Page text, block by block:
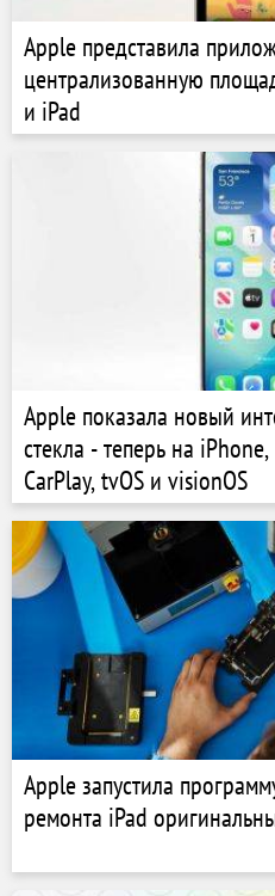
Apple представила
централизованную
и iPad
Apple показала новый
стекла - теперь на
CarPlay, tvOS и visionOS
Apple запустила
ремонта iPad